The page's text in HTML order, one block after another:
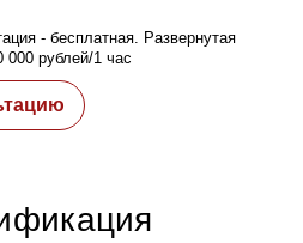
- бесплатная. Развернутая
000 рублей/1 час